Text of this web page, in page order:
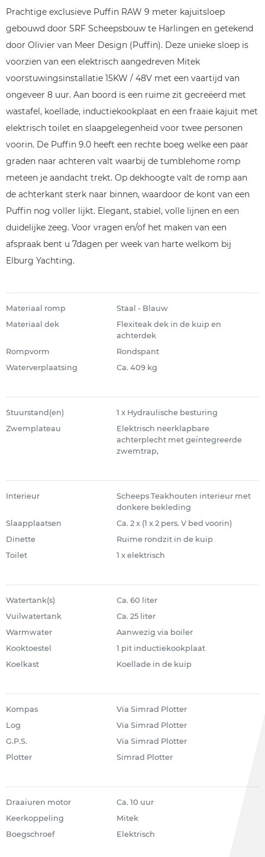
Prachtige exclusieve Puffin RAW 9 meter kajuitsloep
gebouwd door SRF Scheepsbouw te Harlingen en getekend
door Olivier van Meer Design (Puffin). Deze unieke sloep is
voorzien van een elektrisch aangedreven Mitek
voorstuwingsinstallatie 15KW / 48V met een vaartijd van
ongeveer 8 uur. Aan boord is een ruime zit gecreëerd met
wastafel, koellade, inductiekookplaat en een fraaie kajuit met
elektrisch toilet en slaapgelegenheid voor twee personen
voorin. De Puffin 9.0 heeft een rechte boeg welke een paar
graden naar achteren valt waarbij de tumblehome romp
meteen je aandacht trekt. Op dekhoogte valt de romp aan
de achterkant sterk naar binnen, waardoor de kont van een
Puffin nog voller lijkt. Elegant, stabiel, volle lijnen en een
duidelijke zeeg. Voor vragen en/of het maken van een
afspraak bent u 7dagen per week van harte welkom bij
Elburg Yachting.
Materiaal romp
Staal - Blauw
Materiaal dek
Flexiteak dek in de kuip en
achterdek
Rompvorm
Rondspant
Waterverplaatsing
Ca. 409 kg
Stuurstand(en)
1 x Hydraulische besturing
Zwemplateau
Elektrisch neerklapbare
achterplecht met geïntegreerde
zwemtrap,
Interieur
Scheeps Teakhouten interieur met
donkere bekleding
Slaapplaatsen
Ca. 2 x (1 x 2 pers. V bed voorin)
Dinette
Ruime rondzit in de kuip
Toilet
1 x elektrisch
Watertank(s)
Ca. 60 liter
Vuilwatertank
Ca. 25 liter
Warmwater
Aanwezig via boiler
Kooktoestel
1 pit inductiekookplaat
Koelkast
Koellade in de kuip
Kompas
Via Simrad Plotter
Log
Via Simrad Plotter
G.P.S.
Via Simrad Plotter
Plotter
Simrad Plotter
Draaiuren motor
Ca. 10 uur
Keerkoppeling
Mitek
Boegschroef
Elektrisch